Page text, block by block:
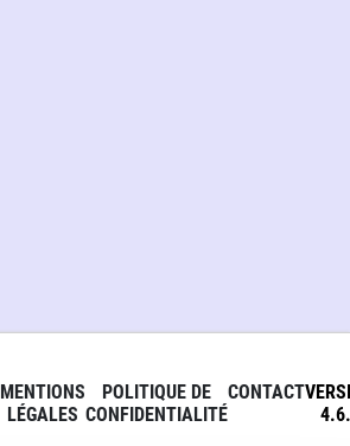
MENTIONS
LÉGALES
POLITIQUE DE
CONFIDENTIALITÉ
CONTACT